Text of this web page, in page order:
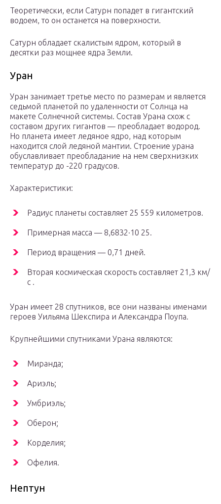
Теоретически, если Сатурн попадет в гигантский
водоем, то он останется на поверхности.
Сатурн обладает скалистым ядром, который в
десятки раз мощнее ядра Земли.
Уран
Уран занимает третье место по размерам и является
седьмой планетой по удаленности от Солнца на
макете Солнечной системы. Состав Урана схож с
составом других гигантов — преобладает водород.
Но планета имеет ледяное ядро, над которым
находится слой ледяной мантии. Строение урана
обуславливает преобладание на нем сверхнизких
температур до -220 градусов.
Характеристики:
Радиус планеты составляет 25 559 километров.
Примерная масса — 8,6832·10 25.
Период вращения — 0,71 дней.
Вторая космическая скорость составляет 21,3 км/
с .
Уран имеет 28 спутников, все они названы именами
героев Уильяма Шекспира и Александра Поупа.
Крупнейшими спутниками Урана являются:
Миранда;
Ариэль;
Умбриэль;
Оберон;
Корделия;
Офелия.
Нептун